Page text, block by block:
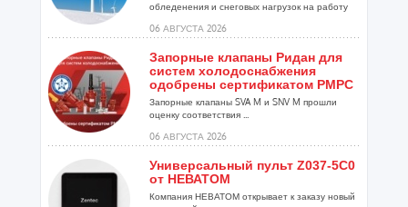
обледенения и снеговых нагрузок на работу
06 АВГУСТА 2026
Запорные клапаны Ридан для
систем холодоснабжения
одобрены сертификатом РМРС
Запорные клапаны SVA M и SNV M прошли
оценку соответствия ...
06 АВГУСТА 2026
Универсальный пульт Z037-5C0
от НЕВАТОМ
Компания НЕВАТОМ открывает к заказу новый